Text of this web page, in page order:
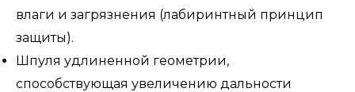
влаги и загрязнения (лабиринтный принцип
защиты).
Шпуля удлиненной геометрии,
способствующая увеличению дальности